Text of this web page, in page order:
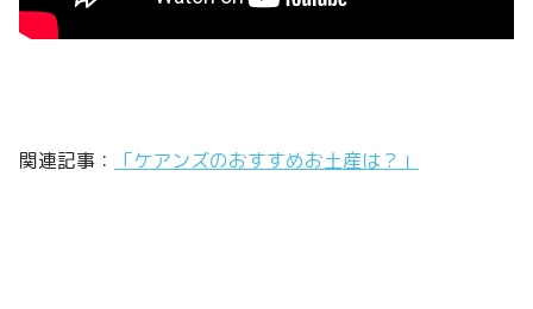
関連記事： 「ケアンズのおすすめお土産は？」